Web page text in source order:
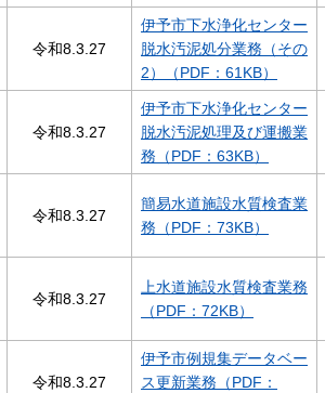
令和8.3.27
伊予市下水浄化センター
脱水汚泥処分業務（その
2）（PDF：61KB）
令和8.3.27
伊予市下水浄化センター
脱水汚泥処理及び運搬業
務（PDF：63KB）
令和8.3.27
簡易水道施設水質検査業
務（PDF：73KB）
令和8.3.27
上水道施設水質検査業務
（PDF：72KB）
令和8.3.27
伊予市例規集データベー
ス更新業務（PDF：